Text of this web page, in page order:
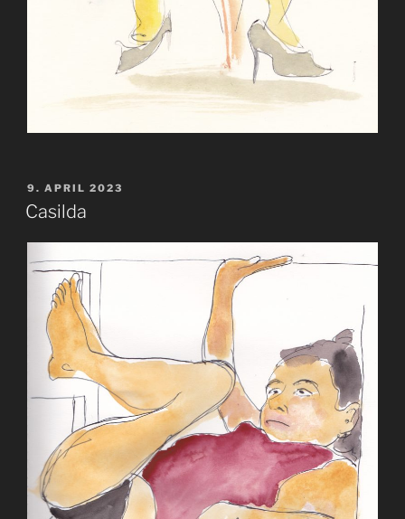
VERÖFFENTLICHT
AM
9. APRIL 2023
Casilda